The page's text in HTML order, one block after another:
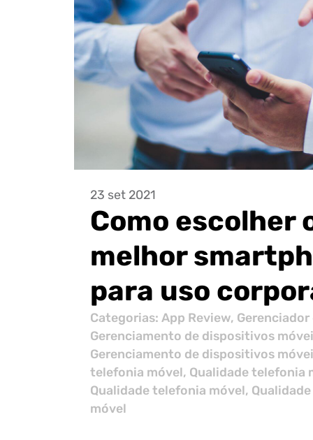
23 set 2021
Como escolher
melhor
para uso
Categorias: App Review,
Gerenciamento de dispositivos
Gerenciamento de dispositivos
telefonia móvel, Qualidade telefonia
Qualidade telefonia móvel,
móvel